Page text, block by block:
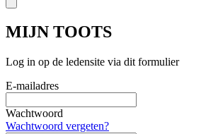
MIJN TOOTS
Log in op de ledensite via dit formulier
E-mailadres
Wachtwoord
Wachtwoord vergeten?